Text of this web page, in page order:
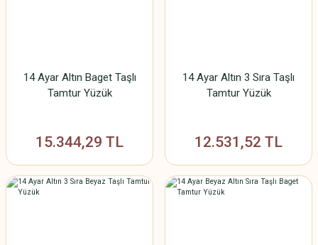
14 Ayar Altın Baget Taşlı
Tamtur Yüzük
15.344,29 TL
14 Ayar Altın 3 Sıra Taşlı
Tamtur Yüzük
12.531,52 TL